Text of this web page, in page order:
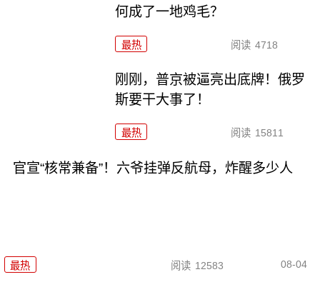
何成了一地鸡毛？
最热 阅读 4718
刚刚，普京被逼亮出底牌！俄罗
斯要干大事了！
最热 阅读 15811
官宣“核常兼备”！六爷挂弹反航母，炸醒多少人
最热 阅读 12583 08-04